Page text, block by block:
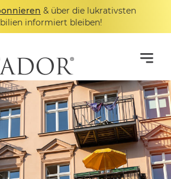
& über die lukrativsten
informiert bleiben!